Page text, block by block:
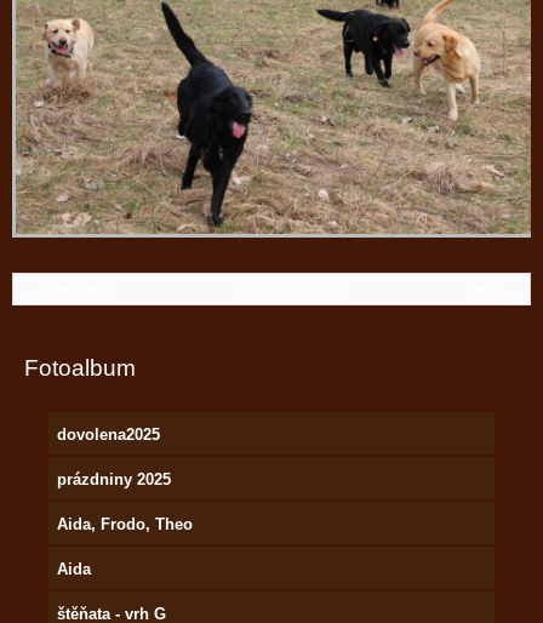
Fotoalbum
dovolena2025
prázdniny 2025
Aida, Frodo, Theo
Aida
štěňata - vrh G